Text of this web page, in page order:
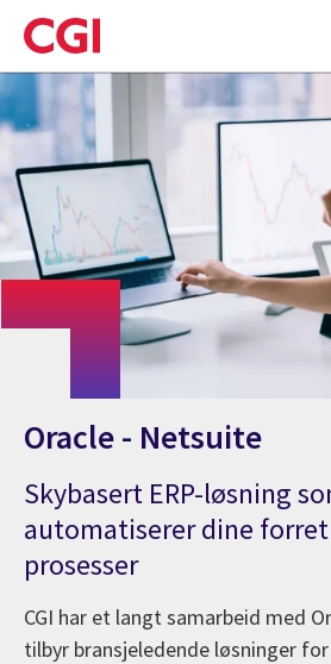
Skip
to
main
content
Oracle - Netsuite
Skybasert ERP-løsning
automatiserer dine
prosesser
CGI har et langt samarbeid med
tilbyr bransjeledende løsninger